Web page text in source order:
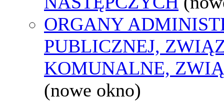
ORGANY
PUBLICZNEJ,
KOMUNALNE,
(nowe okno)